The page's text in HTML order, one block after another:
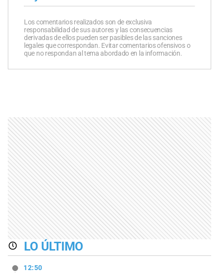
Los comentarios realizados son de exclusiva
responsabilidad de sus autores y las consecuencias
derivadas de ellos pueden ser pasibles de las sanciones
legales que correspondan. Evitar comentarios ofensivos o
que no respondan al tema abordado en la información.
LO ÚLTIMO
12:50